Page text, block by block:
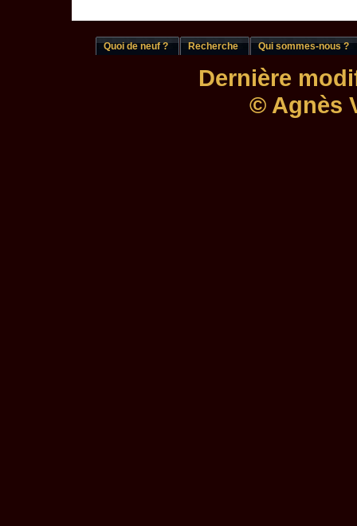
Quoi de neuf ? Recherche Qui sommes-nous ?
Dernière
© Agnès